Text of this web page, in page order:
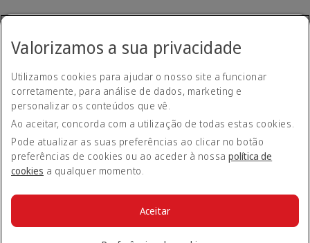
Declaração de acessibilidade
Contacte-nos
Política de privacidade
Termos e condições
Política de cookies
Cibersegurança
© 2026 The Emirates Group. Todos os direitos reservados.
Valorizamos a sua privacidade
Utilizamos cookies para ajudar o nosso site a funcionar
corretamente, para análise de dados, marketing e
personalizar os conteúdos que vê.
Ao aceitar, concorda com a utilização de todas estas cookies.
Pode atualizar as suas preferências ao clicar no botão
preferências de cookies ou ao aceder à nossapolítica de
cookies a qualquer momento.
Aceitar